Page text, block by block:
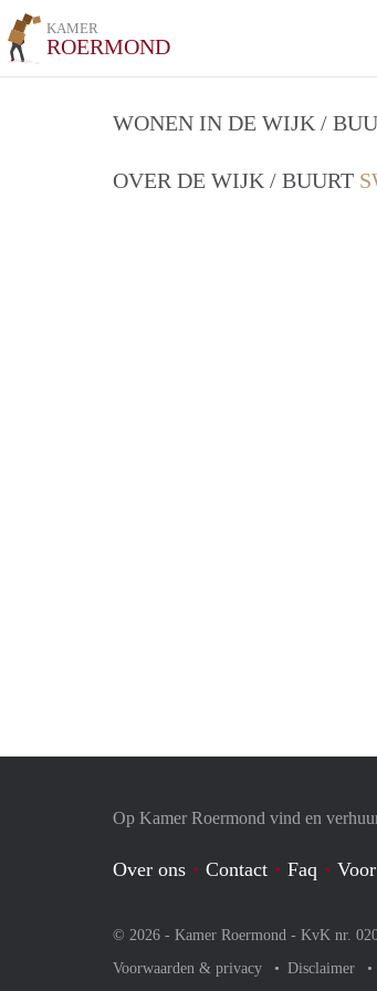
KAMER
ROERMOND
WONEN IN DE WIJK /
OVER DE WIJK / BUURT
Op Kamer Roermond vind en
Over ons Contact Faq
© 2026 - Kamer Roermond - KvK nr.
Voorwaarden & privacy
Disclaimer